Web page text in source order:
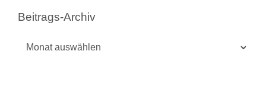
Beitrags-Archiv